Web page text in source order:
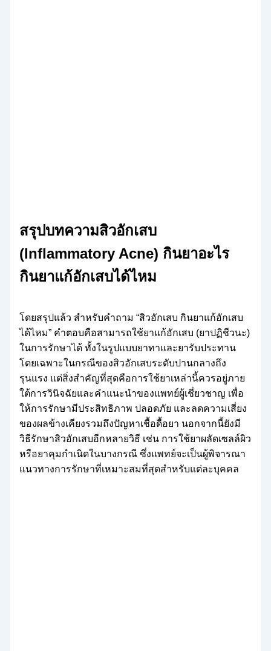
สรุปบทความสิวอักเสบ
(Inflammatory Acne) กินยาอะไร
กินยาแก้อักเสบได้ไหม
โดยสรุปแล้ว สำหรับคำถาม “สิวอักเสบ กินยาแก้อักเสบ
ได้ไหม” คำตอบคือสามารถใช้ยาแก้อักเสบ (ยาปฏิชีวนะ)
ในการรักษาได้ ทั้งในรูปแบบยาทาและยารับประทาน
โดยเฉพาะในกรณีของสิวอักเสบระดับปานกลางถึง
รุนแรง แต่สิ่งสำคัญที่สุดคือการใช้ยาเหล่านี้ควรอยู่ภาย
ใต้การวินิจฉัยและคำแนะนำของแพทย์ผู้เชี่ยวชาญ เพื่อ
ให้การรักษามีประสิทธิภาพ ปลอดภัย และลดความเสี่ยง
ของผลข้างเคียงรวมถึงปัญหาเชื้อดื้อยา นอกจากนี้ยังมี
วิธีรักษาสิวอักเสบอีกหลายวิธี เช่น การใช้ยาผลัดเซลล์ผิว
หรือยาคุมกำเนิดในบางกรณี ซึ่งแพทย์จะเป็นผู้พิจารณา
แนวทางการรักษาที่เหมาะสมที่สุดสำหรับแต่ละบุคคล